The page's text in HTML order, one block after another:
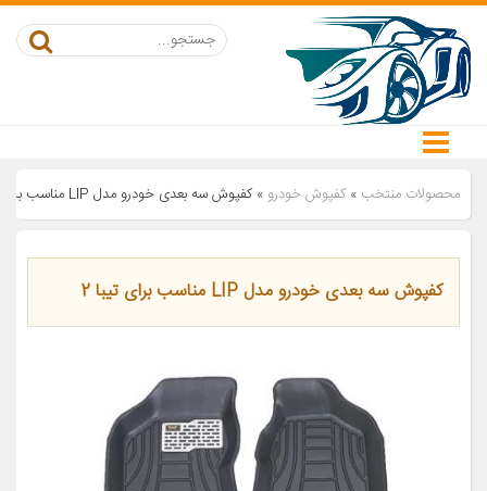
محصولات منتخب » کفپوش خودرو »کفپوش سه بعدی خودرو مدل LIP مناسب برای تیبا 2
کفپوش سه بعدی خودرو مدل LIP مناسب برای تیبا 2